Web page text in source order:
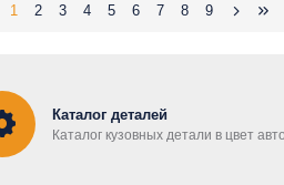
1 2 3 4 5 6 7 8 9
Каталог деталей
Каталог кузовных детали в цвет